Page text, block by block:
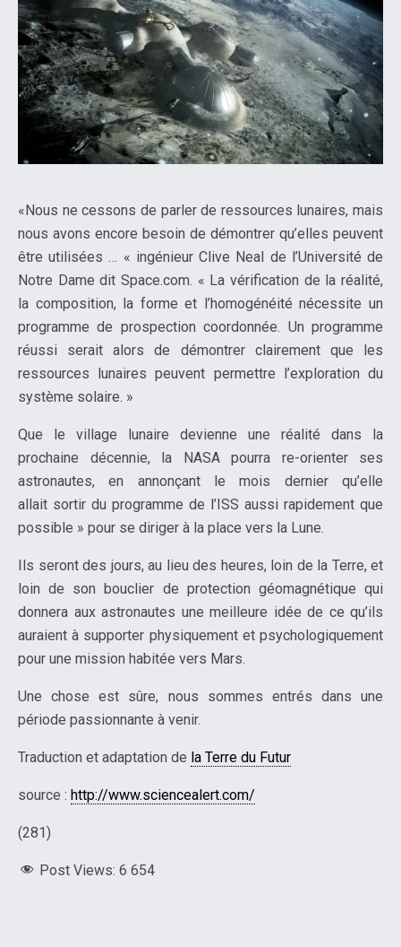
«Nous ne cessons de parler de ressources lunaires, mais
nous avons encore besoin de démontrer qu’elles peuvent
être utilisées … « ingénieur Clive Neal de l’Université de
Notre Dame dit Space.com. « La vérification de la réalité,
la composition, la forme et l’homogénéité nécessite un
programme de prospection coordonnée. Un programme
réussi serait alors de démontrer clairement que les
ressources lunaires peuvent permettre l’exploration du
système solaire. »
Que le village lunaire devienne une réalité dans la
prochaine décennie, la NASA pourra re-orienter ses
astronautes, en annonçant le mois dernier qu’elle
allait sortir du programme de l’ISS aussi rapidement que
possible » pour se diriger à la place vers la Lune.
Ils seront des jours, au lieu des heures, loin de la Terre, et
loin de son bouclier de protection géomagnétique qui
donnera aux astronautes une meilleure idée de ce qu’ils
auraient à supporter physiquement et psychologiquement
pour une mission habitée vers Mars.
Une chose est sûre, nous sommes entrés dans une
période passionnante à venir.
Traduction et adaptation de la Terre du Futur
source : http://www.sciencealert.com/
(281)
Post Views: 6 654